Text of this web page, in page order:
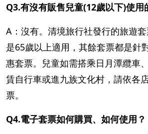
Q3.有沒有販售兒童(12歲以下)使用
A：沒有。清境旅行社發行的旅遊
是65歲以上適用，其餘套票都是針
惠套票。兒童如需搭乘日月潭纜車
賃自行車或進九族文化村，請依各
票。
Q4.電子套票如何購買、如何使用？